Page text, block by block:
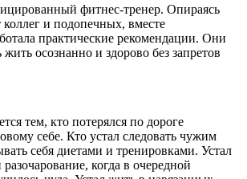
фитнес-тренер. Опираясь
и подопечных, вместе
практические рекомендации. Они
осознанно и здорово без запретов
тем, кто потерялся по дороге
себе. Кто устал следовать чужим
себя диетами и тренировками. Устал
когда в очередной